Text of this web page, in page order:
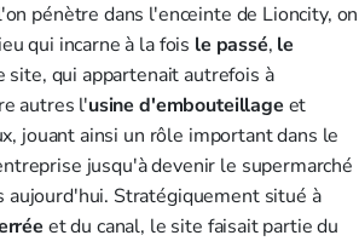
pénètre dans l'enceinte de Lioncity, on
qui incarne à la fois le passé, le
site, qui appartenait autrefois à
autres l'usine d'embouteillage et
jouant ainsi un rôle important dans le
jusqu'à devenir le supermarché
aujourd'hui. Stratégiquement situé à
et du canal, le site faisait partie du